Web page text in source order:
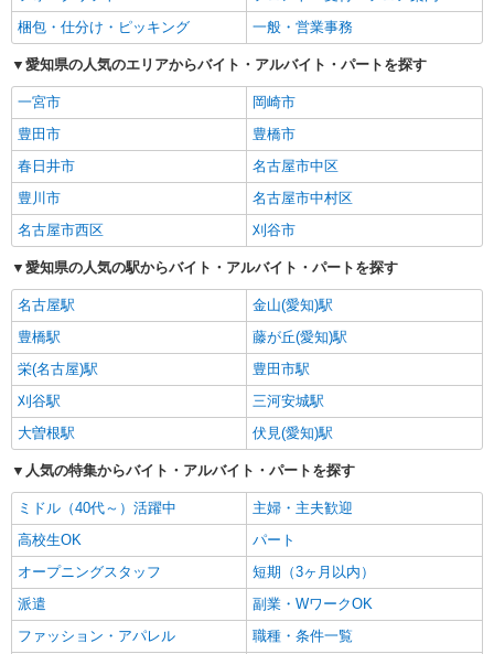
梱包・仕分け・ピッキング
一般・営業事務
愛知県の人気のエリアからバイト・アルバイト・パートを探す
一宮市
岡崎市
豊田市
豊橋市
春日井市
名古屋市中区
豊川市
名古屋市中村区
名古屋市西区
刈谷市
愛知県の人気の駅からバイト・アルバイト・パートを探す
名古屋駅
金山(愛知)駅
豊橋駅
藤が丘(愛知)駅
栄(名古屋)駅
豊田市駅
刈谷駅
三河安城駅
大曽根駅
伏見(愛知)駅
人気の特集からバイト・アルバイト・パートを探す
ミドル（40代～）活躍中
主婦・主夫歓迎
高校生OK
パート
オープニングスタッフ
短期（3ヶ月以内）
派遣
副業・WワークOK
ファッション・アパレル
職種・条件一覧